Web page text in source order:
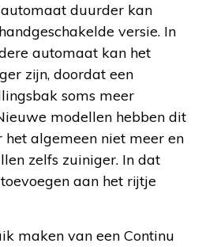
duurder kan
versie. In
automaat kan het
zijn, doordat een
soms meer
modellen hebben dit
algemeen niet meer en
zelfs zuiniger. In dat
aan het rijtje
maken van een Continu